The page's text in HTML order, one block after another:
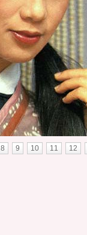
8 9 10 11 12